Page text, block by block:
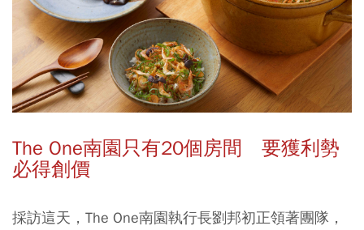
The One南園只有20個房間 要獲利勢
必得創價
採訪這天，The One南園執行長劉邦初正領著團隊，